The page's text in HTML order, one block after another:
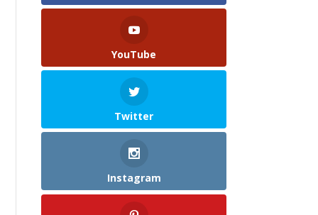
YouTube
Twitter
Instagram